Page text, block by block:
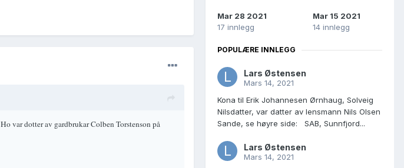
Ho var dotter av gardbrukar Colben Torstenson på
Mar 28 2021
17 innlegg
Mar 15 2021
14 innlegg
POPULÆRE INNLEGG
Lars Østensen
Mars 14, 2021
Kona til Erik Johannesen Ørnhaug, Solveig
Nilsdatter, var datter av lensmann Nils Olsen
Sande, se høyre side: SAB, Sunnfjord...
Lars Østensen
Mars 14, 2021